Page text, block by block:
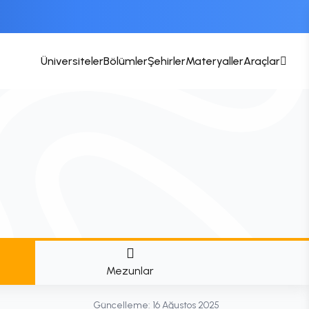
ÜniversitelerBölümlerŞehirlerMateryallerAraçlar
Mezunlar
Güncelleme: 16 Ağustos 2025